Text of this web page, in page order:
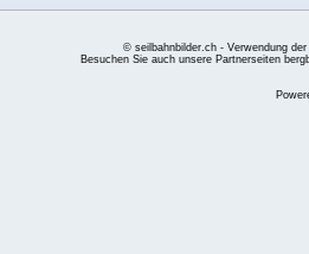
© seilbahnbilder.ch - Verwendung
Besuchen Sie auch unsere Partnerseiten